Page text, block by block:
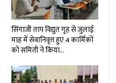
सिंगाजी ताप विद्युत गृह से जुलाई
माह में सेवानिवृत्त हुए 4 कार्मिकों
को समिती ने किया…